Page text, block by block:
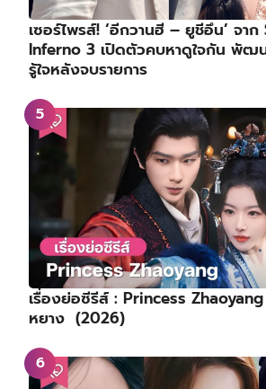
เซอร์ไพรส์! ‘อีกวานฮี – ยูชีอึน’ จาก
Inferno 3 เปิดตัวคบหาดูใจกัน พัฒ
รู้ใจหลังจบรายการ
เรื่องย่อซีรีส์ : Princess
หยาง (2026)